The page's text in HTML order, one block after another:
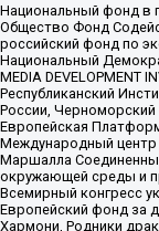
Национальный фонд в
Общество Фонд
российский фонд по
Национальный
MEDIA DEVELOPMENT
Республиканский
России, Черноморский
Европейская
Международный центр
Маршалла
окружающей среды и
Всемирный конгресс
Европейский фонд за
Хармони, Родники